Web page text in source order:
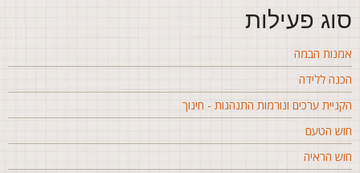
פעילות
הבמה
ללידה
ערכים ונורמות התנהגות - חינוך
הטעם
הראיה